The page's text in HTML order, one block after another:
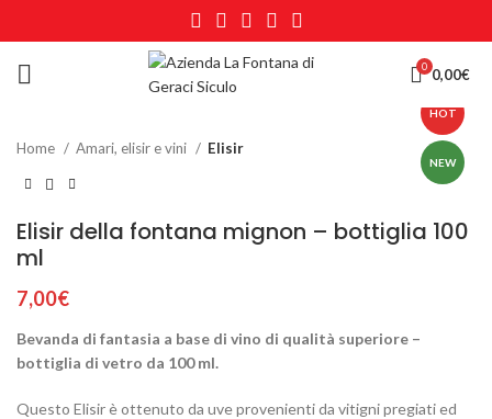
0 0,00€
HOT
NEW
Click to enlarge
Home Amari, elisir e vini Elisir
Elisir della fontana mignon – bottiglia 100
ml
7,00€
Bevanda di fantasia a base di vino di qualità superiore –
bottiglia di vetro da 100 ml.
Questo Elisir è ottenuto da uve provenienti da vitigni pregiati ed